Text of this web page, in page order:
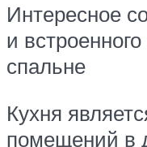
Интересное
и
спальне
Кухня
помещений в